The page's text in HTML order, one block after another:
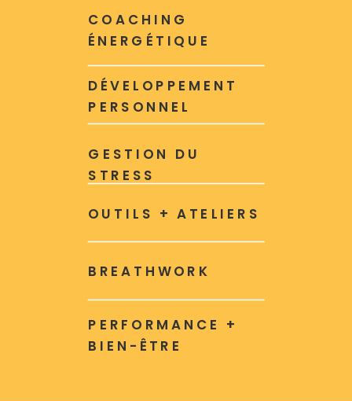
GESTION DU
STRESS
DÉVELOPPEMENT
PERSONNEL
COACHING
ÉNERGÉTIQUE
PERFORMANCE +
BIEN-ÊTRE
BREATHWORK
OUTILS + ATELIERS